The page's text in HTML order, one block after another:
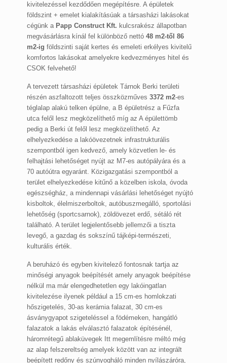
kivitelezéssel kezdődően megépítésre. A épületek
földszint + emelet kialakításúak a társasházi lakásokat
cégünk a Papp Construct Kft. kulcsrakész állapotban
megvásárlásra kínál fel különböző nettó 48 m2-től 86
m2-ig földszinti saját kertes és emeleti erkélyes kivitelű
komfortos lakásokat amelyekre kedvezményes hitel és
CSOK felvehető!
A tervezett társasházi épületek Tárnok Berki területi
részén aszfaltozott teljes összközműves 3372 m2-es
téglalap alakú telken épülne, a B épületrész a Fűzfa
utca felől lesz megközelíthető míg az A épülettömb
pedig a Berki út felől lesz megközelíthető. Az
elhelyezkedése a lakóövezetnek infrastrukturális
szempontból igen kedvező, amely közvetlen le- és
felhajtási lehetőséget nyújt az M7-es autópályára és a
70 autóútra egyaránt. Közigazgatási szempontból a
terület elhelyezkedése kitűnő a közelben iskola, óvoda
egészségház, a mindennapi vásárlási lehetőséget nyújtó
kisboltok, élelmiszerboltok, autóbuszmegálló, sportolási
lehetőség (sportcsarnok), zöldövezet erdő, sétáló rét
található. A terület legjelentősebb jellemzői a tiszta
levegő, a gazdag és sokszínű tájképi-természeti,
kulturális érték.
A beruházó és egyben kivitelező fontosnak tartja az
minőségi anyagok beépítését amely anyagok beépítése
nélkül ma már elengedhetetlen egy lakóingatlan
kivitelezése ilyenek például a 15 cm-es homlokzati
hőszigetelés, 30-as kerámia falazat, 30 cm-es
ásványgyapot szigeteléssel a födémeken, hangátló
falazatok a lakás elválasztó falazatok építésénél,
háromrétegű ablaküvegek Itt megemlítésre méltó még
az alap felszereltség amelyek között van az integrált
beépített redőny és szúnyogháló minden nyílászáróra,